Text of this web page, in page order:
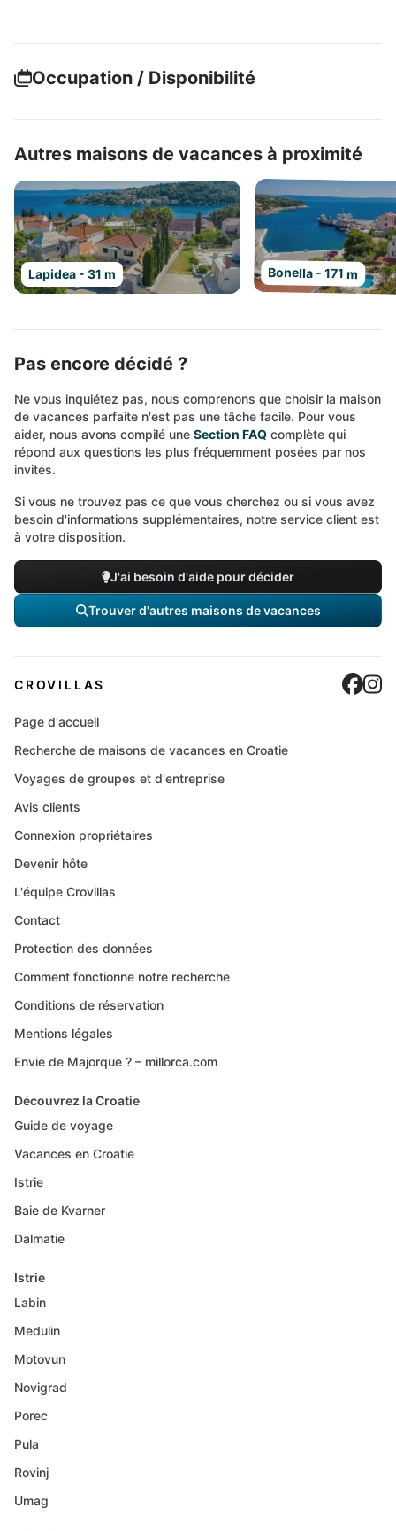
Occupation / Disponibilité
Autres maisons de vacances à proximité
Lapidea - 31 m Bonella - 171 m
Pas encore décidé ?
Ne vous inquiétez pas, nous comprenons que choisir la maison
de vacances parfaite n'est pas une tâche facile. Pour vous
aider, nous avons compilé une Section FAQ complète qui
répond aux questions les plus fréquemment posées par nos
invités.
Si vous ne trouvez pas ce que vous cherchez ou si vous avez
besoin d'informations supplémentaires, notre service client est
à votre disposition.
J'ai besoin d'aide pour décider
Trouver d'autres maisons de vacances
CROVILLAS
Page d'accueil
Recherche de maisons de vacances en Croatie
Voyages de groupes et d'entreprise
Avis clients
Connexion propriétaires
Devenir hôte
L'équipe Crovillas
Contact
Protection des données
Comment fonctionne notre recherche
Conditions de réservation
Mentions légales
Envie de Majorque ? – millorca.com
Découvrez la Croatie
Guide de voyage
Vacances en Croatie
Istrie
Baie de Kvarner
Dalmatie
Istrie
Labin
Medulin
Motovun
Novigrad
Porec
Pula
Rovinj
Umag